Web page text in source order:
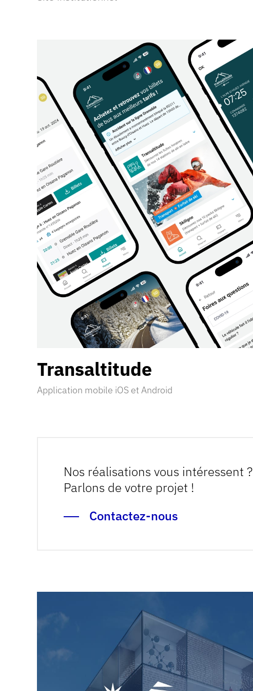
Transaltitude
Application mobile iOS et Android
Nos réalisations vous intéressent ?
Parlons de votre projet !
Contactez-nous